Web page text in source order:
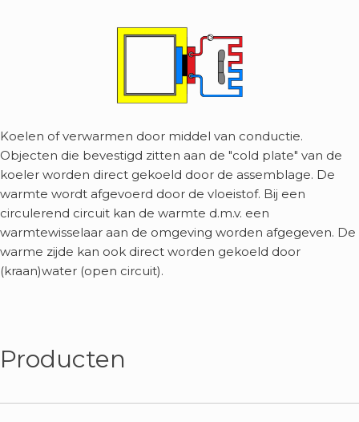
Koelen of verwarmen door middel van conductie.
Objecten die bevestigd zitten aan de "cold plate" van de
koeler worden direct gekoeld door de assemblage. De
warmte wordt afgevoerd door de vloeistof. Bij een
circulerend circuit kan de warmte d.m.v. een
warmtewisselaar aan de omgeving worden afgegeven. De
warme zijde kan ook direct worden gekoeld door
(kraan)water (open circuit).
Producten